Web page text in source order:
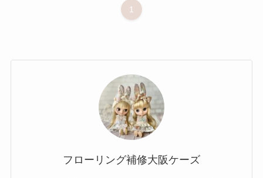
1
フローリング補修大阪ケーズ